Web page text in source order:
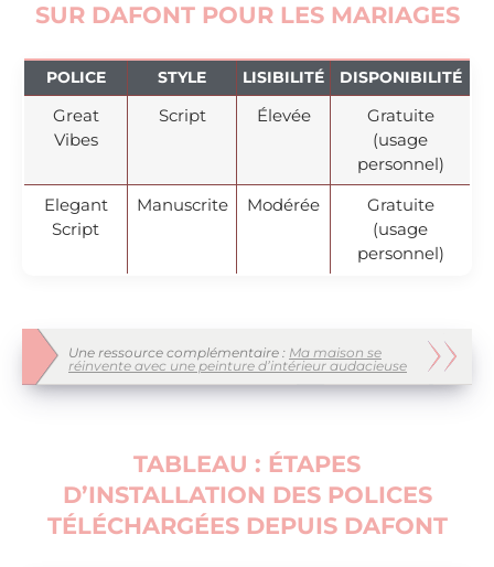
SUR DAFONT POUR LES MARIAGES
POLICE STYLE LISIBILITÉ DISPONIBILITÉ
Great
Vibes
Script Élevée
Gratuite
(usage
personnel)
Elegant
Script
Manuscrite Modérée
Gratuite
(usage
personnel)
Une ressource complémentaire : Ma maison se
réinvente avec une peinture d’intérieur audacieuse
TABLEAU : ÉTAPES
D’INSTALLATION DES POLICES
TÉLÉCHARGÉES DEPUIS DAFONT